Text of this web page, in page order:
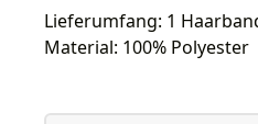
Lieferumfang: 1
Material: 100% Polyester